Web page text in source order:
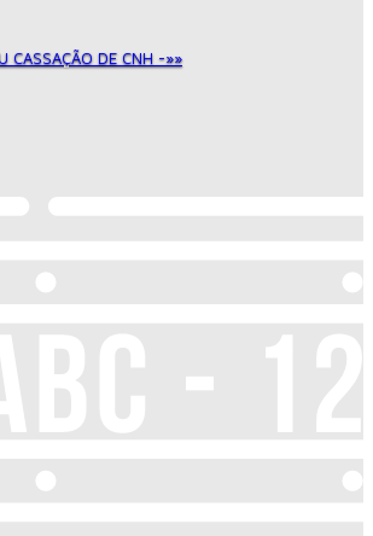
CASSAÇÃO DE CNH -»»